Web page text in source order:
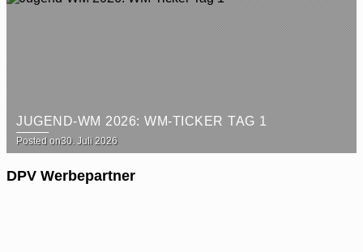
JUGEND-WM 2026: WM-TICKER TAG 1
Posted on30. Juli 2026
DPV Werbepartner